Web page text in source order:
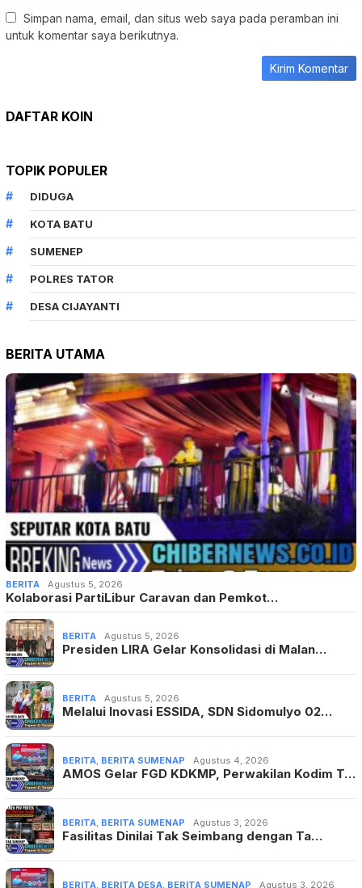
Simpan nama, email, dan situs web saya pada peramban ini
untuk komentar saya berikutnya.
DAFTAR KOIN
TOPIK POPULER
DIDUGA
KOTA BATU
SUMENEP
POLRES TATOR
DESA CIJAYANTI
BERITA UTAMA
BERITA Agustus 5, 2026
Kolaborasi PartiLibur Caravan dan Pemkot…
BERITA Agustus 5, 2026
Presiden LIRA Gelar Konsolidasi di Malan…
BERITA Agustus 5, 2026
Melalui Inovasi ESSIDA, SDN Sidomulyo 02…
BERITA BERITA SUMENAP Agustus 4, 2026
AMOS Gelar FGD KDKMP, Perwakilan Kodim T…
BERITA BERITA SUMENAP Agustus 3, 2026
Fasilitas Dinilai Tak Seimbang dengan Ta…
BERITA BERITA DESA BERITA SUMENAP Agustus 3, 2026